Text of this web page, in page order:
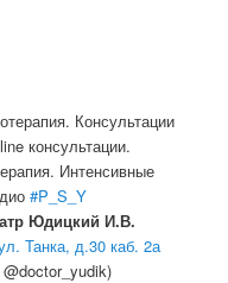
Консультации
консультации.
Интенсивные
#P_S_Y
Юдицкий И.В.
Танка, д.30 каб. 2а